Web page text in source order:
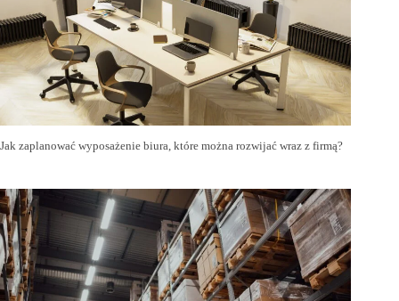
Jak zaplanować wyposażenie biura, które można rozwijać wraz z firmą?